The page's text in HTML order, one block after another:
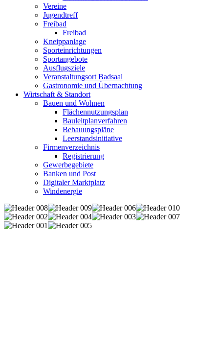
Vereine
Jugendtreff
Freibad
Freibad
Kneippanlage
Sporteinrichtungen
Sportangebote
Ausflugsziele
Veranstaltungsort Badsaal
Gastronomie und Übernachtung
Wirtschaft & Standort
Bauen und Wohnen
Flächennutzungsplan
Bauleitplanverfahren
Bebauungspläne
Leerstandsinitiative
Firmenverzeichnis
Registrierung
Gewerbegebiete
Banken und Post
Digitaler Marktplatz
Windenergie